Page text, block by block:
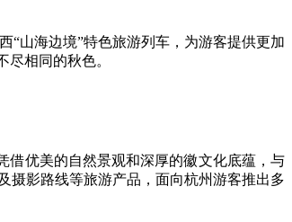
山海边境”特色旅游列车，为游客提供更加
相同的秋色。
优美的自然景观和深厚的徽文化底蕴，与
摄影路线等旅游产品，面向杭州游客推出多